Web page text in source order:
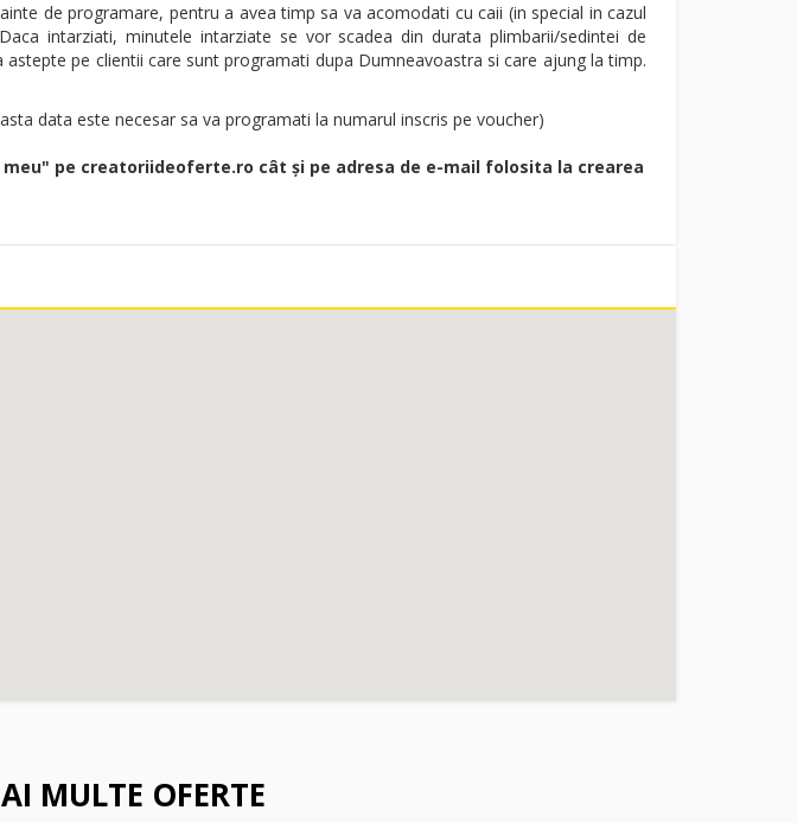
de programare, pentru a avea timp sa va acomodati cu caii (in special in cazul
intarziati, minutele intarziate se vor scadea din durata plimbarii/sedintei de
pe clientii care sunt programati dupa Dumneavoastra si care ajung la timp.
data este necesar sa va programati la numarul inscris pe voucher)
pe creatoriideoferte.ro cât și pe adresa de e-mail folosita la crearea
MULTE OFERTE